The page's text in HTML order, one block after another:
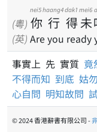
(粵) 你
nei5
行
haang4
得
dak1
未
mei6
(英) Are you ready
事實上 先 實質 竟
不得而知 到底 姑
心自問 明知故問
© 2024 香港辭書有限公司 -